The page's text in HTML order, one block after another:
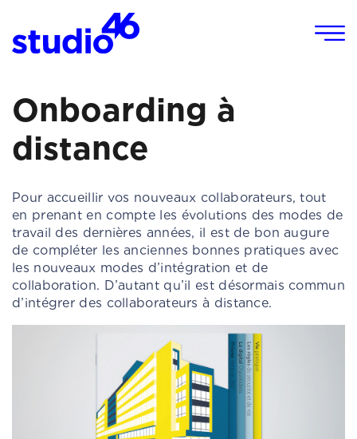
Onboarding à
distance
Pour accueillir vos nouveaux collaborateurs, tout
en prenant en compte les évolutions des modes de
travail des dernières années, il est de bon augure
de compléter les anciennes bonnes pratiques avec
les nouveaux modes d’intégration et de
collaboration. D’autant qu’il est désormais commun
d’intégrer des collaborateurs à distance.